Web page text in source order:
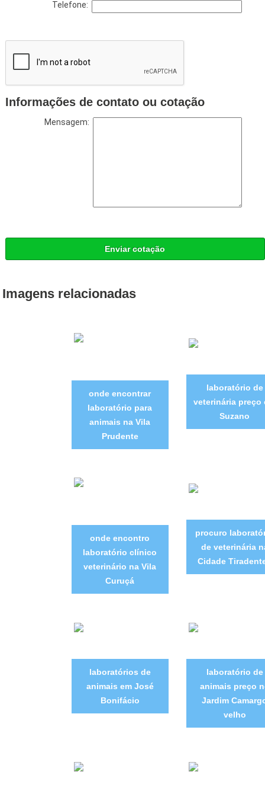
Telefone:
Informações de contato ou cotação
Mensagem:
Enviar cotação
Imagens relacionadas
onde encontrar
laboratório para
animais na Vila
Prudente
laboratório de
veterinária preço
Suzano
onde encontro
laboratório clínico
veterinário na Vila
Curuçá
procuro
de veterinária
Cidade
laboratórios de
animais em José
Bonifácio
laboratório de
animais preço
Jardim
velho